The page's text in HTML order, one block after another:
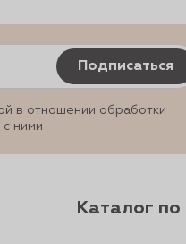
Подписаться
в отношении обработки
ними
Каталог